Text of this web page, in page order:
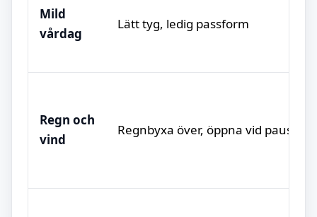
Mild
vårdag
Lätt tyg, ledig passform
Regn och
vind
Regnbyxa över, öppna vid pauser